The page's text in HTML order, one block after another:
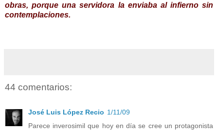
obras, porque una servidora la enviaba al infierno sin
contemplaciones.
44 comentarios:
José Luis López Recio 1/11/09
Parece inverosimil que hoy en día se cree un protagonista